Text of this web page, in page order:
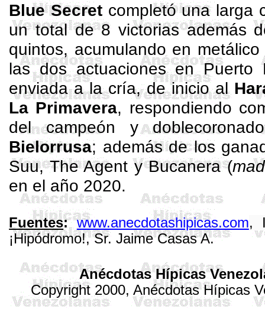
BlueSecretcompletó una larga
un total de 8 victorias además
quintos, acumulando en
las dos actuaciones en Puerto
enviada a la cría, de inicio al
La Primavera, respondiendo
del campeón ydoblecoronado
Bielorrusa; además de los
Suu, The Agent y Bucanera (
en el año 2020.
Fuentes: www.anecdotashipicas.com,
¡Hipódromo!, Sr. Jaime Casas A.
Anécdotas Hípicas
Copyright 2000, Anécdotas Hípicas